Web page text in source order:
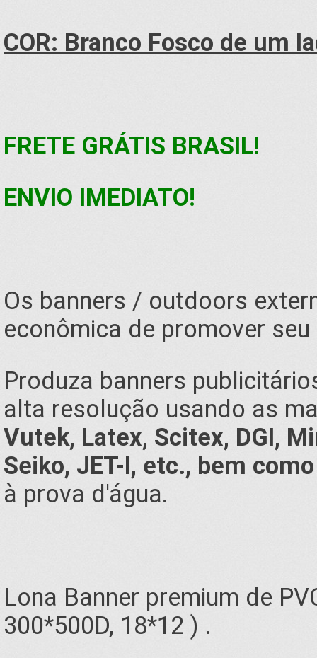
COR: Branco Fosco de um
FRETE GRÁTIS BRASIL!
ENVIO IMEDIATO!
Os banners / outdoors
econômica de promover
Produza banners
alta resolução usando as
Vutek, Latex, Scitex, DGI,
Seiko, JET-I, etc., bem
à prova d'água.
Lona Banner premium de
300*500D, 18*12 ) .